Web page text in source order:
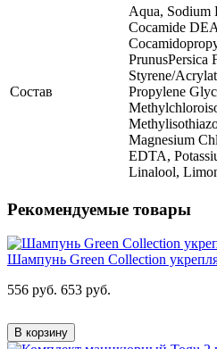
Состав
Aqua, Sodium
Cocamide
PrunusPersica
Styrene/
Propylene
Magnesium
EDTA,
Linalool,
Рекомендуемые товары
Шампунь Green Collection
556 руб. 653 руб.
В корзину